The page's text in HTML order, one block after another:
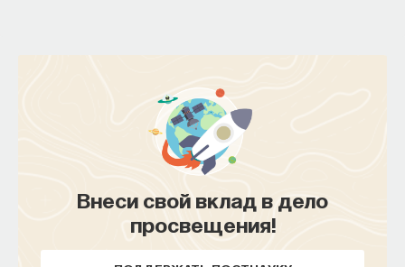
Внеси свой вклад в дело
просвещения!